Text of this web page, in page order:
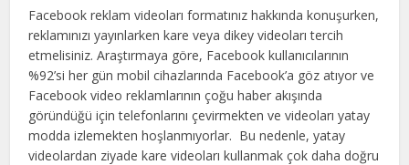
Facebook reklam videoları formatınız hakkında konuşurken,
reklamınızı yayınlarken kare veya dikey videoları tercih
etmelisiniz. Araştırmaya göre, Facebook kullanıcılarının
%92’si her gün mobil cihazlarında Facebook’a göz atıyor ve
Facebook video reklamlarının çoğu haber akışında
göründüğü için telefonlarını çevirmekten ve videoları yatay
modda izlemekten hoşlanmıyorlar. Bu nedenle, yatay
videolardan ziyade kare videoları kullanmak çok daha doğru